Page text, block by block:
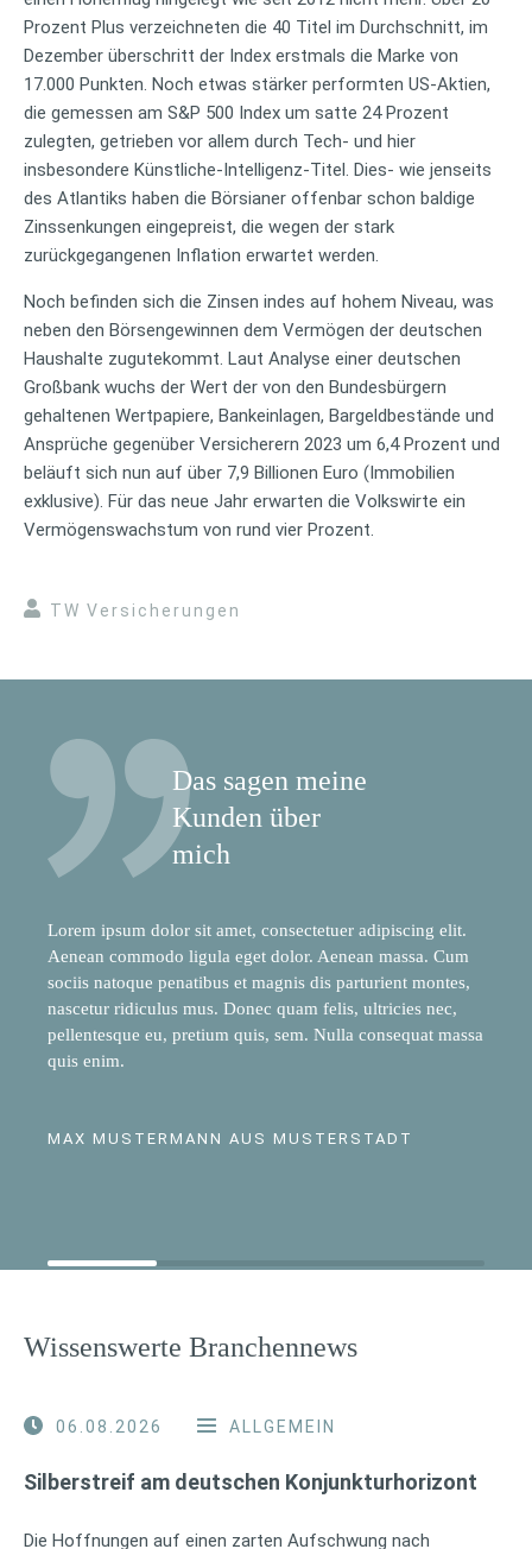
Prozent Plus verzeichneten die 40 Titel im Durchschnitt, im
Dezember überschritt der Index erstmals die Marke von
17.000 Punkten. Noch etwas stärker performten US-Aktien,
die gemessen am S&P 500 Index um satte 24 Prozent
zulegten, getrieben vor allem durch Tech- und hier
insbesondere Künstliche-Intelligenz-Titel. Dies- wie jenseits
des Atlantiks haben die Börsianer offenbar schon baldige
Zinssenkungen eingepreist, die wegen der stark
zurückgegangenen Inflation erwartet werden.
Noch befinden sich die Zinsen indes auf hohem Niveau, was
neben den Börsengewinnen dem Vermögen der deutschen
Haushalte zugutekommt. Laut Analyse einer deutschen
Großbank wuchs der Wert der von den Bundesbürgern
gehaltenen Wertpapiere, Bankeinlagen, Bargeldbestände und
Ansprüche gegenüber Versicherern 2023 um 6,4 Prozent und
beläuft sich nun auf über 7,9 Billionen Euro (Immobilien
exklusive). Für das neue Jahr erwarten die Volkswirte ein
Vermögenswachstum von rund vier Prozent.
TW Versicherungen
Das sagen meine
Kunden über
mich
Lorem ipsum dolor sit amet, consectetuer adipiscing elit.
Aenean commodo ligula eget dolor. Aenean massa. Cum
sociis natoque penatibus et magnis dis parturient montes,
nascetur ridiculus mus. Donec quam felis, ultricies nec,
pellentesque eu, pretium quis, sem. Nulla consequat massa
quis enim.
MAX MUSTERMANN AUS MUSTERSTADT
Wissenswerte Branchennews
06.08.2026 ALLGEMEIN
Silberstreif am deutschen Konjunkturhorizont
Die Hoffnungen auf einen zarten Aufschwung nach